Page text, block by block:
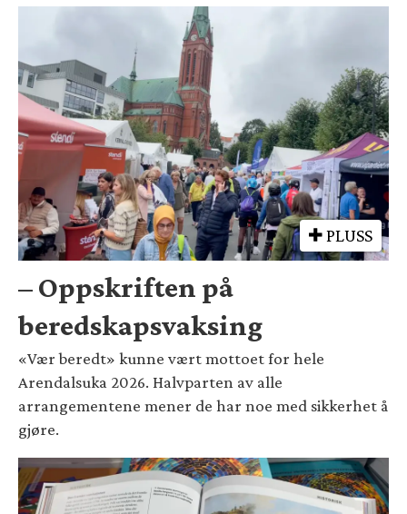
PLUSS
– Oppskriften på
beredskapsvaksing
«Vær beredt» kunne vært mottoet for hele
Arendalsuka 2026. Halvparten av alle
arrangementene mener de har noe med sikkerhet å
gjøre.